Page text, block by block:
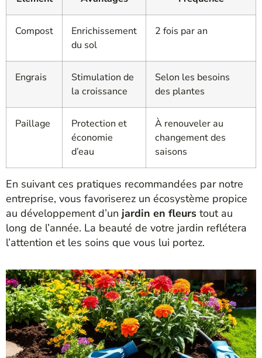
Compost
Enrichissement
du sol
2 fois par an
Engrais
Stimulation de
la croissance
Selon les besoins
des plantes
Paillage
Protection et
économie
d’eau
À renouveler au
changement des
saisons
En suivant ces pratiques recommandées par notre
entreprise, vous favoriserez un écosystème propice
au développement d’un jardin en fleurs tout au
long de l’année. La beauté de votre jardin reflétera
l’attention et les soins que vous lui portez.